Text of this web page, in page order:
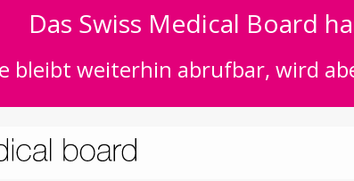
Das Swiss Medical Board
bleibt weiterhin abrufbar, wird